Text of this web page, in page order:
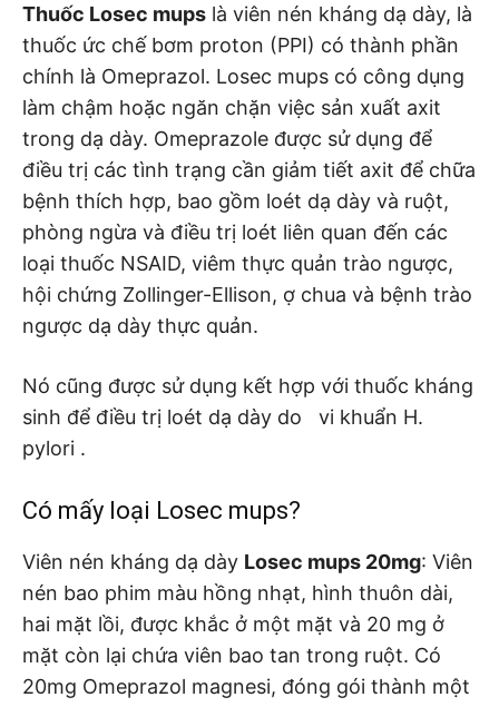
Thuốc Losec mups là viên nén kháng dạ dày, là
thuốc ức chế bơm proton (PPI) có thành phần
chính là Omeprazol. Losec mups có công dụng
làm chậm hoặc ngăn chặn việc sản xuất axit
trong dạ dày. Omeprazole được sử dụng để
điều trị các tình trạng cần giảm tiết axit để chữa
bệnh thích hợp, bao gồm loét dạ dày và ruột,
phòng ngừa và điều trị loét liên quan đến các
loại thuốc NSAID, viêm thực quản trào ngược,
hội chứng Zollinger-Ellison, ợ chua và bệnh trào
ngược dạ dày thực quản.
Nó cũng được sử dụng kết hợp với thuốc kháng
sinh để điều trị loét dạ dày do vi khuẩn H.
pylori .
Có mấy loại Losec mups?
Viên nén kháng dạ dày Losec mups 20mg: Viên
nén bao phim màu hồng nhạt, hình thuôn dài,
hai mặt lồi, được khắc ở một mặt và 20 mg ở
mặt còn lại chứa viên bao tan trong ruột. Có
20mg Omeprazol magnesi, đóng gói thành một